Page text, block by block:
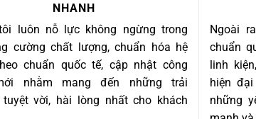
NHANH
luôn nỗ lực không ngừng trong
cường chất lượng, chuẩn hóa hệ
chuẩn quốc tế, cập nhật công
nhằm mang đến những trải
tuyệt vời, hài lòng nhất cho khách
Ngoài
chuẩn
linh
hiện
những